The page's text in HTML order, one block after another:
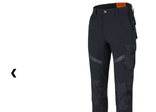
Obuća za slobodno vrijeme